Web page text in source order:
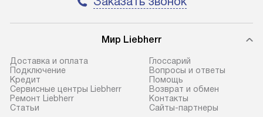
условия доставки у менеджера при
В оговоренный день служба
доставки доставит упакованный
прибор до подъезда. Если
требуется переместить прибор
до двери квартиры или до места
установки, пожалуйста,
предполагают
холодильников
требующим
наличие крана.
Мир Liebherr
Доставка и оплата
Подключение
Кредит
Сервисные центры Liebherr
Ремонт Liebherr
Cтатьи
Глоссарий
Вопросы и ответы
Помощь
Возврат и обмен
Контакты
Сайты-партнеры